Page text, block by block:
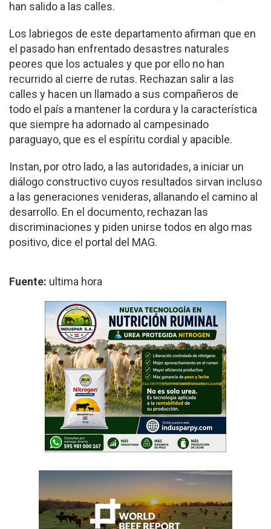
han salido a las calles.
Los labriegos de este departamento afirman que en
el pasado han enfrentado desastres naturales
peores que los actuales y que por ello no han
recurrido al cierre de rutas. Rechazan salir a las
calles y hacen un llamado a sus compañeros de
todo el país a mantener la cordura y la característica
que siempre ha adornado al campesinado
paraguayo, que es el espíritu cordial y apacible.
Instan, por otro lado, a las autoridades, a iniciar un
diálogo constructivo cuyos resultados sirvan incluso
a las generaciones venideras, allanando el camino al
desarrollo. En el documento, rechazan las
discriminaciones y piden unirse todos en algo mas
positivo, dice el portal del MAG.
Fuente: ultima hora